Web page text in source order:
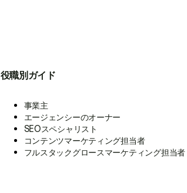
役職別ガイド
事業主
エージェンシーのオーナー
SEOスペシャリスト
コンテンツマーケティング担当者
フルスタックグロースマーケティング担当者